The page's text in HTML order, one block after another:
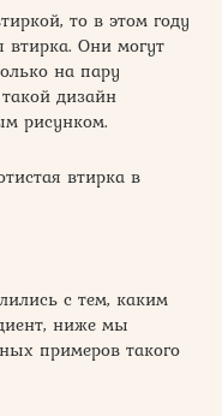
то в этом году
втирка. Они могут
на пару
дизайн
рисунком.
втирка в
с тем, каким
ниже мы
примеров такого